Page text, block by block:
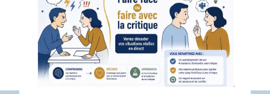
ACTUALITÉ ÉVÉNEMENT